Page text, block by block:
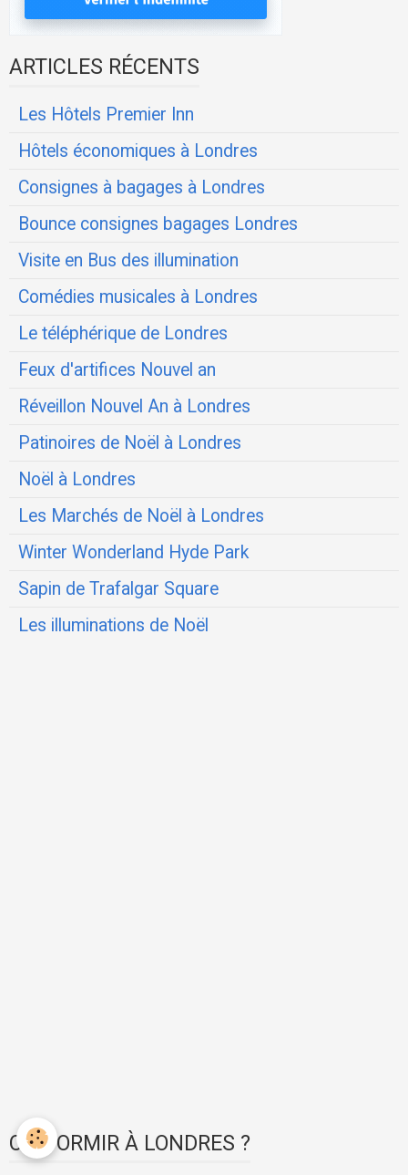
ARTICLES RÉCENTS
Les Hôtels Premier Inn
Hôtels économiques à Londres
Consignes à bagages à Londres
Bounce consignes bagages Londres
Visite en Bus des illumination
Comédies musicales à Londres
Le téléphérique de Londres
Feux d'artifices Nouvel an
Réveillon Nouvel An à Londres
Patinoires de Noël à Londres
Noël à Londres
Les Marchés de Noël à Londres
Winter Wonderland Hyde Park
Sapin de Trafalgar Square
Les illuminations de Noël
OÙ DORMIR À LONDRES ?